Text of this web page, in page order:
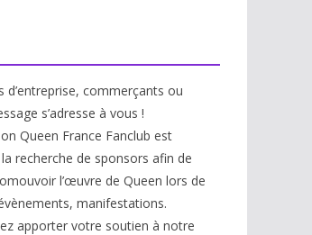
d’entreprise, commerçants ou
s’adresse à vous !
Queen France Fanclub est
recherche de sponsors afin de
l’œuvre de Queen lors de
manifestations.
apporter votre soutien à notre